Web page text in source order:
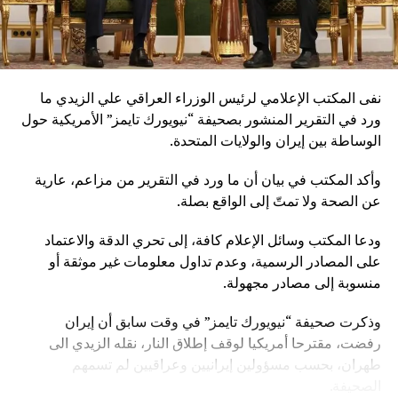
نفى المكتب الإعلامي لرئيس الوزراء العراقي علي الزيدي ما
ورد في التقرير المنشور بصحيفة “نيويورك تايمز” الأمريكية حول
الوساطة بين إيران والولايات المتحدة.
وأكد المكتب في بيان أن ما ورد في التقرير من مزاعم، عارية
عن الصحة ولا تمتّ إلى الواقع بصلة.
ودعا المكتب وسائل الإعلام كافة، إلى تحري الدقة والاعتماد
على المصادر الرسمية، وعدم تداول معلومات غير موثقة أو
منسوبة إلى مصادر مجهولة.
وذكرت صحيفة “نيويورك تايمز” في وقت سابق أن إيران
رفضت، مقترحا أمريكيا لوقف إطلاق النار، نقله الزيدي الى
طهران، بحسب مسؤولين إيرانيين وعراقيين لم تسمهم